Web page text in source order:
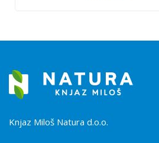
Knjaz Miloš Natura d.o.o.